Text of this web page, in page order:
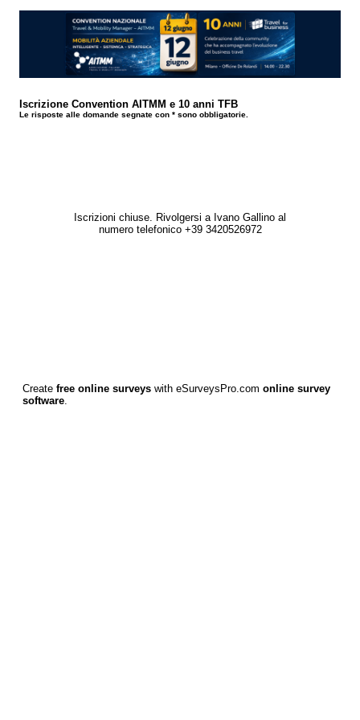
Iscrizione Convention AITMM e 10 anni TFB
Le risposte alle domande segnate con * sono obbligatorie.
Iscrizioni chiuse. Rivolgersi a Ivano Gallino al
numero telefonico +39 3420526972
Create free online surveys with eSurveysPro.com online survey
software.